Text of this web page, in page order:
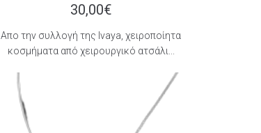
30,00€
Aπο την συλλογή της Ιvaya, χειροποίητα
κοσμήματα από χειρουργικό ατσάλι...